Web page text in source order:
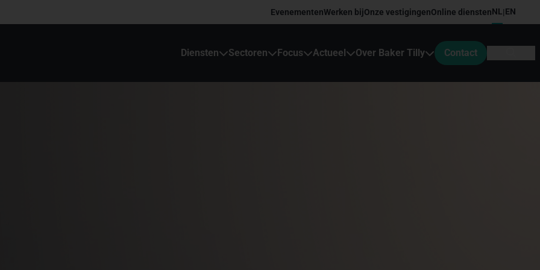
EvenementenWerken bijOnze vestigingenOnline dienstenNL|EN
Diensten Sectoren Focus Actueel Over Baker Tilly Contact